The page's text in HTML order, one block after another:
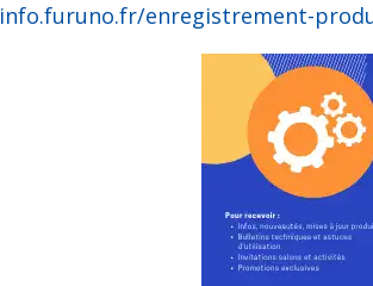
info.furuno.fr/enregistrement-